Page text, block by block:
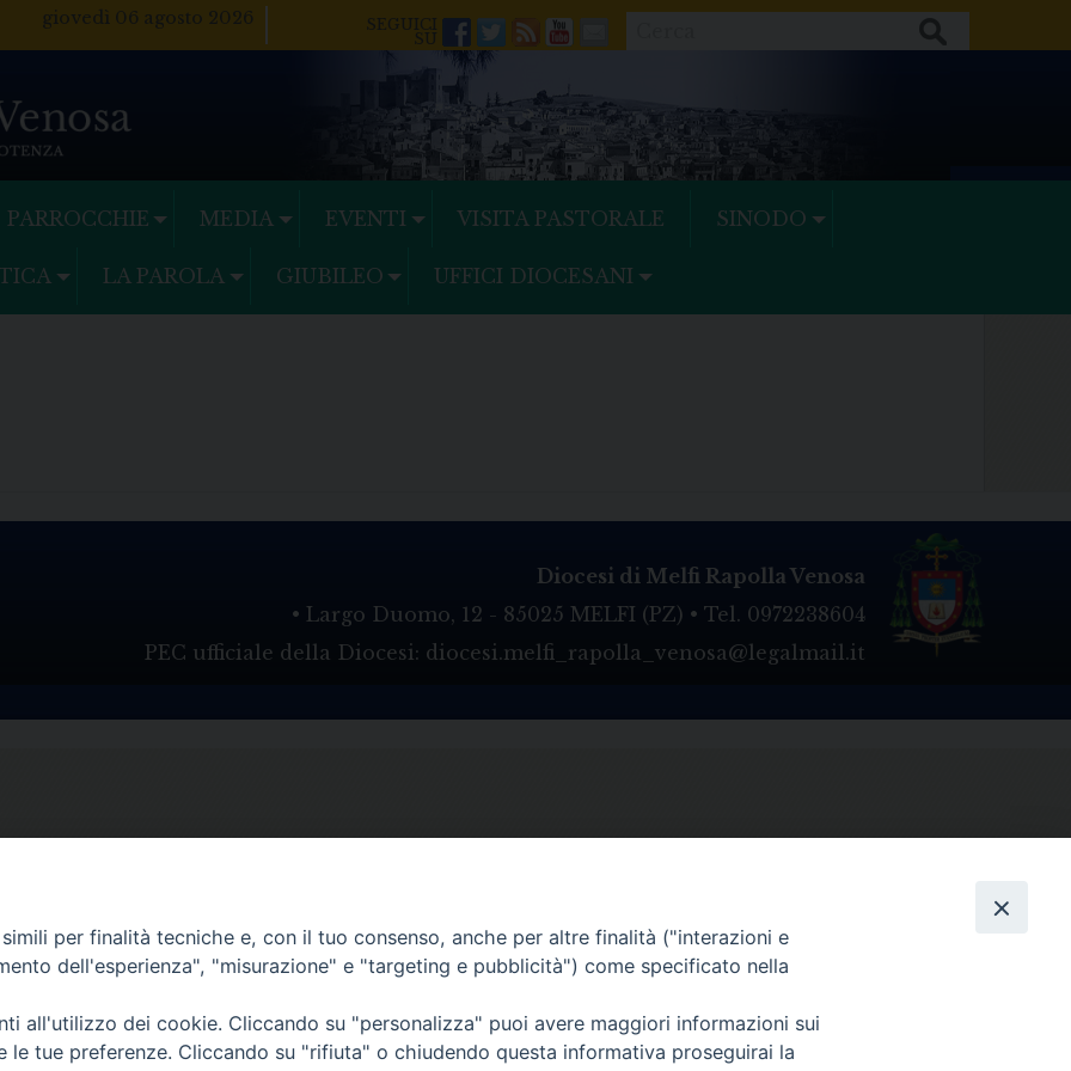
giovedì 06 agosto 2026
Facebook
Twitter
FeedsYoutube
Mail
PARROCCHIE MEDIA EVENTI VISITA PASTORALE SINODO
LA PAROLA GIUBILEO UFFICI DIOCESANI
Diocesi di Melfi Rapolla Venosa
• Largo Duomo, 12 - 85025 MELFI (PZ) • Tel. 0972238604
PEC ufficiale della Diocesi: diocesi.melfi_rapolla_venosa@legalmail.it
per finalità tecniche e, con il tuo consenso, anche per altre finalità ("interazioni e
dell'esperienza", "misurazione" e "targeting e pubblicità") come specificato nella
all'utilizzo dei cookie. Cliccando su "personalizza" puoi avere maggiori informazioni sui
le tue preferenze. Cliccando su "rifiuta" o chiudendo questa informativa proseguirai la